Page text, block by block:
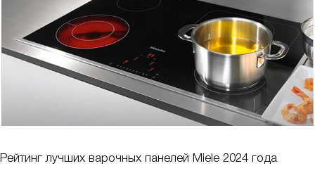
Рейтинг лучших варочных панелей Miele 2024 года